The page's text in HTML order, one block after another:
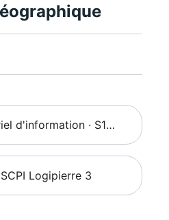
d'information · S1
3
Logipierre 3